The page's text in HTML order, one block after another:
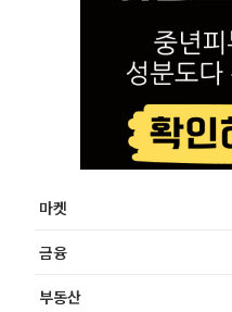
마켓
금융
부동산